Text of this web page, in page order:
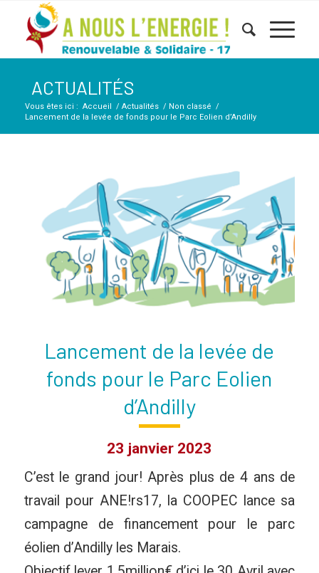
ACTUALITÉS
Vous êtes ici : Accueil / Actualités / Non classé /
Lancement de la levée de fonds pour le Parc Eolien d’Andilly
Lancement de la levée de
fonds pour le Parc Eolien
d’Andilly
23 janvier 2023
C’est le grand jour! Après plus de 4 ans de
travail pour ANE!rs17, la COOPEC lance sa
campagne de financement pour le parc
éolien d’Andilly les Marais.